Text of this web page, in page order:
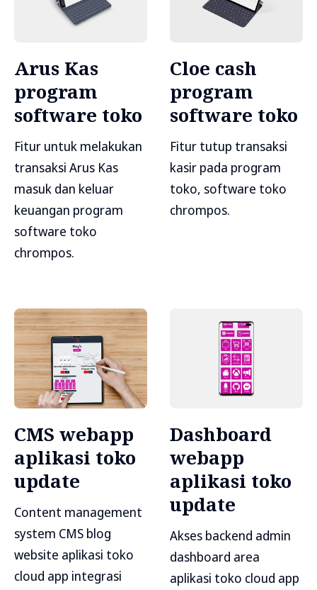
Arus Kas
program
software toko
Fitur untuk melakukan
transaksi Arus Kas
masuk dan keluar
keuangan program
software toko
chrompos.
Cloe cash
program
software toko
Fitur tutup transaksi
kasir pada program
toko, software toko
chrompos.
CMS webapp
aplikasi toko
update
Content management
system CMS blog
website aplikasi toko
cloud app integrasi
Dashboard
webapp
aplikasi toko
update
Akses backend admin
dashboard area
aplikasi toko cloud app